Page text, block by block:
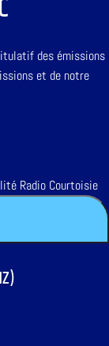
des émissions
et de notre
Radio Courtoisie